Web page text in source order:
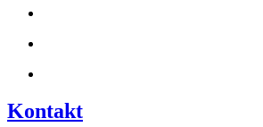
Kontakt